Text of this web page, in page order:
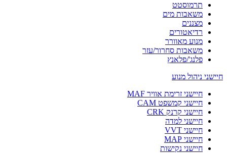
תרמוסטט
משאבות מים
מצננים
רדיאטורים
מנוע מאוורר
משאבות סחרור/עזר
פלנג'/פלאנץ
חיישני ניהול מנוע
חיישני זרימת אוויר MAF
חיישני קמשפט CAM
חיישני קרנק CRK
חיישני למדה
חיישני VVT
חיישני MAP
חיישני נקישות